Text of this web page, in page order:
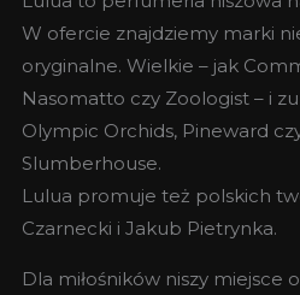
W ofercie znajdziemy marki
oryginalne. Wielkie – jak
Nasomatto czy Zoologist – i
Olympic Orchids, Pineward
Slumberhouse.
Lulua promuje też polskich
Czarnecki i Jakub Pietrynka.
Dla miłośników niszy miejsce